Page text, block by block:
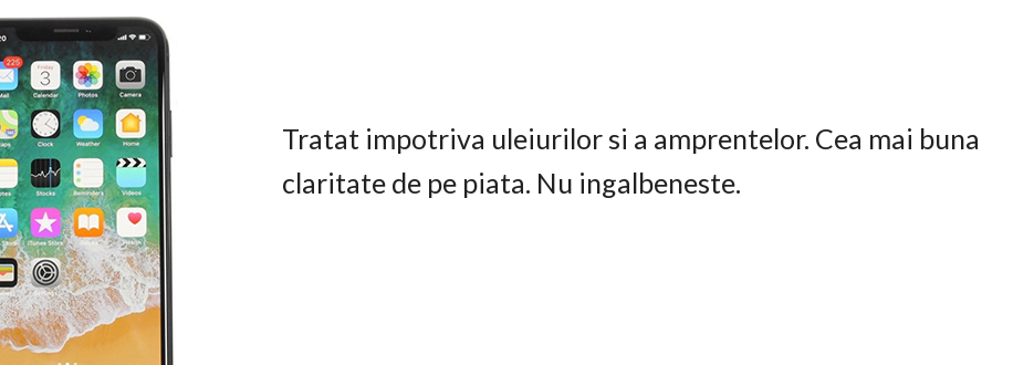
Tratat impotriva uleiurilor si a amprentelor. Cea mai buna
claritate de pe piata. Nu ingalbeneste.